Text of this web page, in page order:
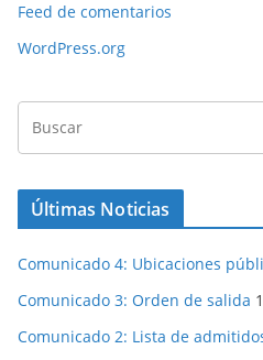
Feed de comentarios
WordPress.org
Últimas Noticias
Comunicado 4: Ubicaciones
Comunicado 3: Orden de salida
Comunicado 2: Lista de